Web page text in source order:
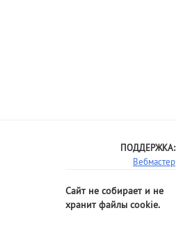
ПОДДЕРЖКА:
Вебмастер
Сайт не собирает и не
хранит файлы cookie.